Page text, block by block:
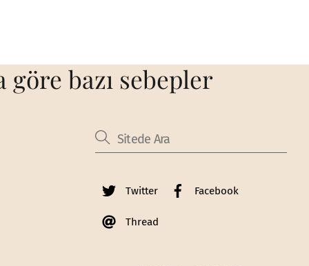
göre bazı sebepler
Twitter Facebook
Thread